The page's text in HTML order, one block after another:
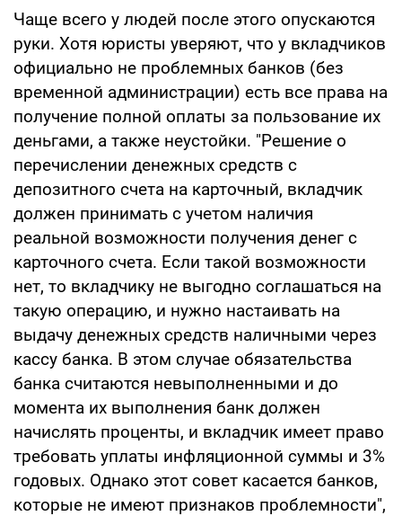
Чаще всего у людей после этого опускаются
руки. Хотя юристы уверяют, что у вкладчиков
официально не проблемных банков (без
временной администрации) есть все права на
получение полной оплаты за пользование их
деньгами, а также неустойки. "Решение о
перечислении денежных средств с
депозитного счета на карточный, вкладчик
должен принимать с учетом наличия
реальной возможности получения денег с
карточного счета. Если такой возможности
нет, то вкладчику не выгодно соглашаться на
такую операцию, и нужно настаивать на
выдачу денежных средств наличными через
кассу банка. В этом случае обязательства
банка считаются невыполненными и до
момента их выполнения банк должен
начислять проценты, и вкладчик имеет право
требовать уплаты инфляционной суммы и 3%
годовых. Однако этот совет касается банков,
которые не имеют признаков проблемности",